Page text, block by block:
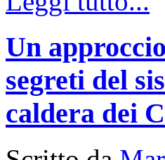
Un
segreti del
caldera dei